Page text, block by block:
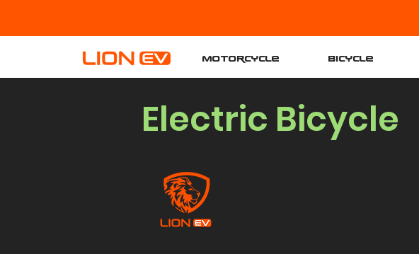
Motorcycle Bicycle
Electric Bicycle